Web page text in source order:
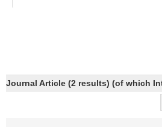
Journal Article (2 results) (of which